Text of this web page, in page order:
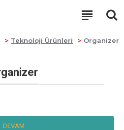
Teknoloji Ürünleri Organizer
DEVAM